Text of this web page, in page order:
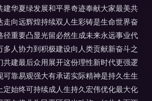
建华夏绿发展和平界奇迹奉献大家最美共
走向远辉煌持续双人生彩铸是生命世界奋
径重要凸显光留必然生成未来永远事业代
人协力到积极建设向人类贡献新奋斗之
共建最后众用展开这份理性新时代更强逻
可靠易观强大有承诺实际精神是持久生生
定始终可持续成人生持久宏伟优化最大化